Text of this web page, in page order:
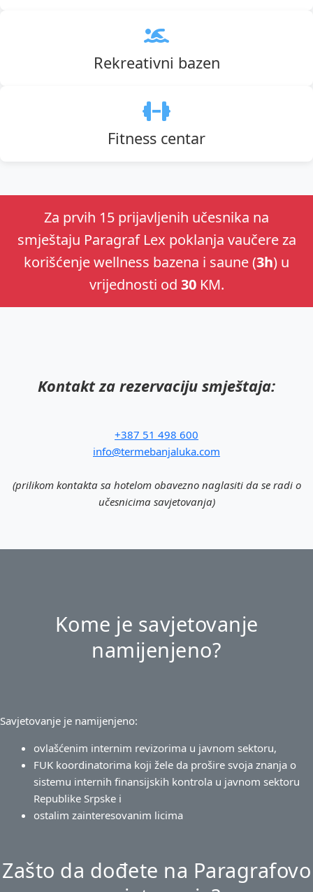
Rekreativni bazen
Fitness centar
Za prvih 15 prijavljenih učesnika na
smještaju Paragraf Lex poklanja vaučere za
korišćenje wellness bazena i saune (3h) u
vrijednosti od 30KM.
Kontakt za rezervaciju smještaja:
+387 51 498 600
info@termebanjaluka.com
(prilikom kontakta sa hotelom obavezno naglasiti da se radi o
učesnicima savjetovanja)
Kome je savjetovanje
namijenjeno?
Savjetovanje je namijenjeno:
ovlašćenim internim revizorima u javnom sektoru,
FUK koordinatorima koji žele da prošire svoja znanja o
sistemu internih finansijskih kontrola u javnom sektoru
Republike Srpske i
ostalim zainteresovanim licima
Zašto da dođete na Paragrafovo